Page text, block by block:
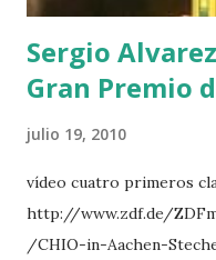
del Gran Premio en su
Sergio
Gran Premio
julio 19, 2010
vídeo cuatro primeros
http://www.zdf.de/
/CHIO-in-Aachen-